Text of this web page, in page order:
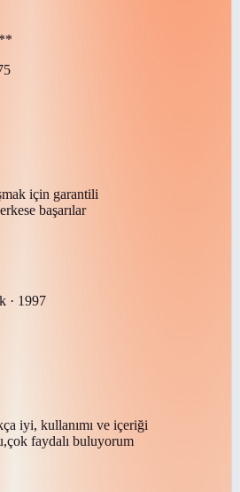
için garantili
başarılar
· 1997
iyi, kullanımı ve içeriği
faydalı buluyorum